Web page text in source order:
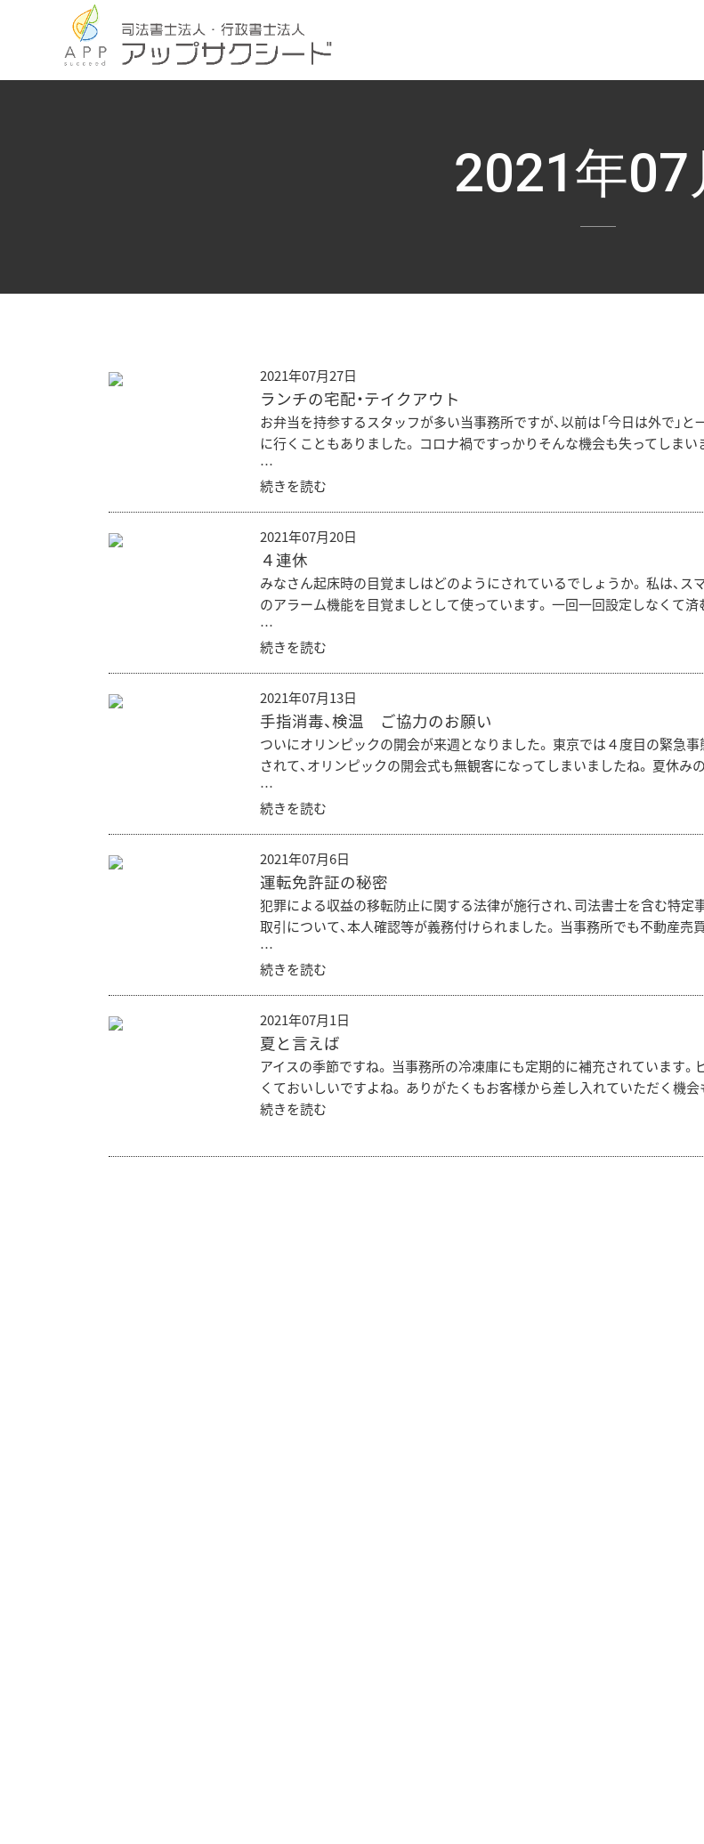
2021年07
2021年07月27日
ランチの宅配・テイクアウト
お弁当を持参するスタッフが多い当事務所ですが、以前は「今日は外で」と
に行くこともありました。 コロナ禍ですっかりそんな機会も失ってしまい
…
続きを読む
2021年07月20日
４連休
みなさん起床時の目覚ましはどのようにされているでしょうか。 私は、ス
のアラーム機能を目覚ましとして使っています。 一回一回設定しなくて
…
続きを読む
2021年07月13日
手指消毒、検温 ご協力のお願い
ついにオリンピックの開会が来週となりました。 東京では４度目の緊急
されて、オリンピックの開会式も無観客になってしまいましたね。 夏休み
…
続きを読む
2021年07月6日
運転免許証の秘密
犯罪による収益の移転防止に関する法律が施行され、司法書士を含む特定
取引について、本人確認等が義務付けられました。 当事務所でも不動産売
…
続きを読む
2021年07月1日
夏と言えば
アイスの季節ですね。 当事務所の冷凍庫にも定期的に補充されています。
くておいしいですよね。 ありがたくもお客様から差し入れていただく機会
続きを読む